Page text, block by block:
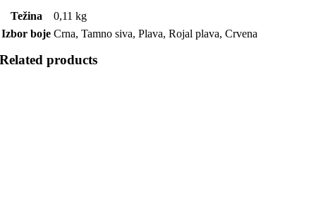
Težina
0,11 kg
Izbor boje Crna, Tamno siva, Plava, Rojal plava, Crvena
Related products